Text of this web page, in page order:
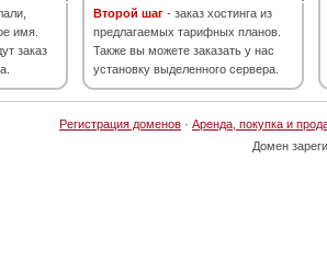
имя.
заказ
Второй шаг - заказ хостинга из
предлагаемых тарифных планов.
Также вы можете заказать у нас
установку выделенного сервера.
Регистрация доменов · Аренда, покупка и
Домен